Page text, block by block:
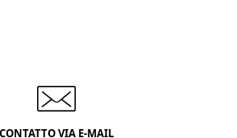
CONTATTO VIA E-MAIL